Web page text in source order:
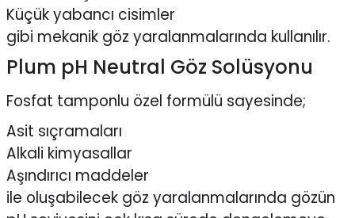
Küçük yabancı cisimler
gibi mekanik göz yaralanmalarında kullanılır.
Plum pH Neutral Göz Solüsyonu
Fosfat tamponlu özel formülü sayesinde;
Asit sıçramaları
Alkali kimyasallar
Aşındırıcı maddeler
ile oluşabilecek göz yaralanmalarında gözün